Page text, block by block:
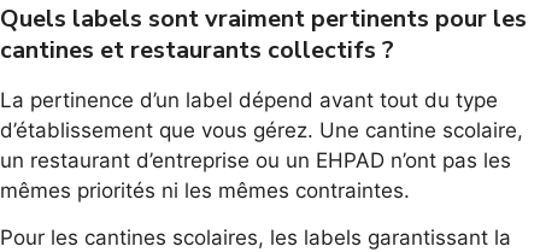
Quels labels sont vraiment pertinents pour les
cantines et restaurants collectifs ?
La pertinence d’un label dépend avant tout du type
d’établissement que vous gérez. Une cantine scolaire,
un restaurant d’entreprise ou un EHPAD n’ont pas les
mêmes priorités ni les mêmes contraintes.
Pour les cantines scolaires, les labels garantissant la